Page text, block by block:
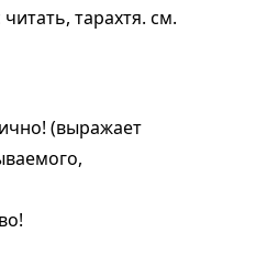
читать, тарахтя. см.
(выражает